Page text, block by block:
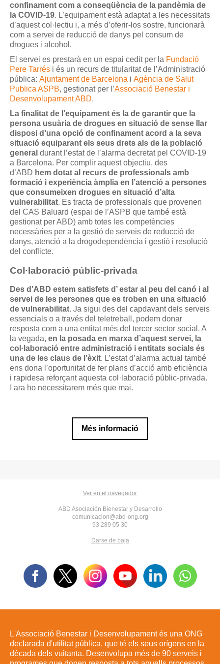
confinament com a conseqüència de la pandèmia de
la COVID-19. L’equipament està adaptat a les necessitats
d’aquest col·lectiu i, a més d’oferir-los sostre, funcionarà
com a servei de reducció de danys pel consum de
drogues i alcohol.
El servei es prestarà en un espai cedit per la Fundació
Pere Tarrés i és un recurs de titularitat de l’Administració
pública: Ajuntament de Barcelona i Agència de Salut
Publica ASPB, gestionat per l’Associació Benestar i
Desenvolupament ABD.
La finalitat de l’equipament és la de garantir que la
persona usuària de drogues en situació de sense llar
disposi d’una opció de confinament acord a la seva
situació equiparant els seus drets als de la població
general durant l’estat de l’alarma decretat pel COVID-19
a Barcelona. Per complir aquest objectiu, des
d’ABD hem dotat al recurs de professionals amb
formació i experiència àmplia en l’atenció a persones
que consumeixen drogues en situació d’alta
vulnerabilitat. Es tracta de professionals que provenen
del CAS Baluard (espai de l’ASPB que també està
gestionat per ABD) amb totes les competències
necessàries per a la gestió de serveis de reducció de
danys, atenció a la drogodependència i gestió i resolució
del conflicte.
Col·laboració públic-privada
Des d’ABD estem satisfets d’ estar al peu del canó i al
servei de les persones que es troben en una situació
de vulnerabilitat. Ja sigui des del capdavant dels serveis
essencials o a través del teletreball, podem donar
resposta com a una entitat més del tercer sector social. A
la vegada, en la posada en marxa d’aquest servei, la
col·laboració entre administració i entitats socials és
una de les claus de l’èxit. L’estat d’alarma actual també
ens dona l’oportunitat de fer plans d’acció amb eficiència
i rapidesa reforçant aquesta col·laboració públic-privada.
I ara ho necessitarem més que mai.
Més informació
Ver en el navegador
ABD Asociación Bienestar y Desarrollo
comunicacion@abd-ong.org
93 289 05 30
Darse de baja
L'Associació Benestar i Desenvolupament és una ONG
declarada d'utilitat pública, que té els seus orígens en la
dècada dels vuitanta. Desenvolupa més de 90 serveis i